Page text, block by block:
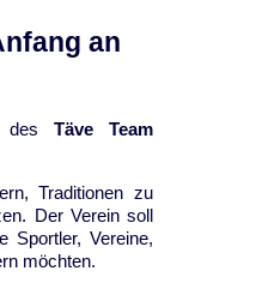
an
des Täve Team
Traditionen zu
Der Verein soll
Sportler, Vereine,
möchten.